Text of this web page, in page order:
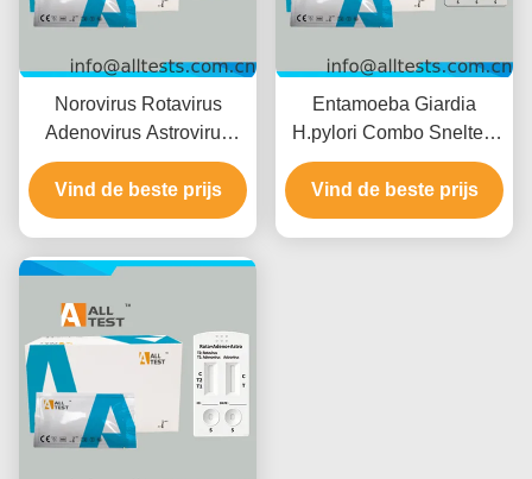
Norovirus Rotavirus
Adenovirus Astrovirus
Enterovirus Combo
Sneltest voor
Infectieziekten met Snelle
Hoge Nauwkeurigheid en
Eenvoudige Visuele
Interpretatie
Vind de beste prijs
Entamoeba Giardia
H.pylori Combo Sneltest
voor Snelle Resultaten in
10 Minuten met Hoge
Nauwkeurigheid en
Vind de beste prijs